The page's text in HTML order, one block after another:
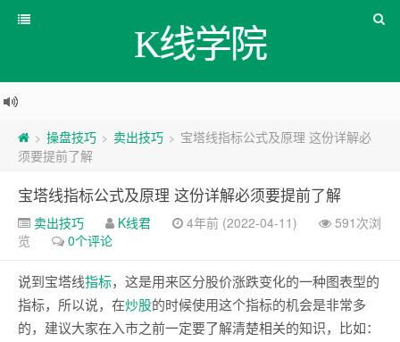
K线学院
> 操盘技巧 > 卖出技巧 > 宝塔线指标公式及原理 这份详解必
须要提前了解
宝塔线指标公式及原理 这份详解必须要提前了解
卖出技巧 K线君 4年前 (2022-04-11)
591次浏
览
0个评论
说到宝塔线指标，这是用来区分股价涨跌变化的一种图表型的
指标，所以说，在炒股的时候使用这个指标的机会是非常多
的，建议大家在入市之前一定要了解清楚相关的知识，比如：